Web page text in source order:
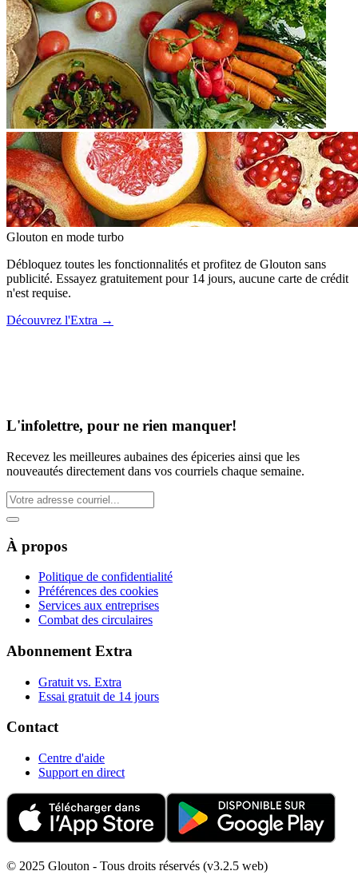
Glouton en mode turbo
Débloquez toutes les fonctionnalités et profitez de Glouton sans
publicité. Essayez gratuitement pour 14 jours, aucune carte de crédit
n'est requise.
Découvrez l'Extra →
L'infolettre, pour ne rien manquer!
Recevez les meilleures aubaines des épiceries ainsi que les
nouveautés directement dans vos courriels chaque semaine.
À propos
Politique de confidentialité
Préférences des cookies
Services aux entreprises
Combat des circulaires
Abonnement Extra
Gratuit vs. Extra
Essai gratuit de 14 jours
Contact
Centre d'aide
Support en direct
© 2025 Glouton - Tous droits réservés (v3.2.5 web)